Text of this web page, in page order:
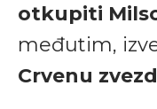
otkupiti
međutim,
Crvenu